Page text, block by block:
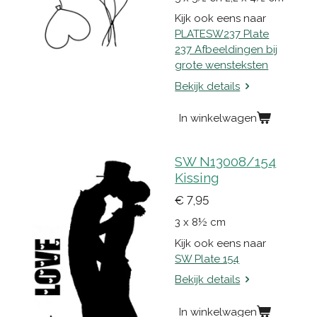
Kijk ook eens naar
PLATESW237 Plate
237 Afbeeldingen bij
grote wensteksten
Bekijk details
In winkelwagen
SW N13008/154
Kissing
€ 7,95
3 x 8½ cm
Kijk ook eens naar
SW Plate 154
Bekijk details
In winkelwagen